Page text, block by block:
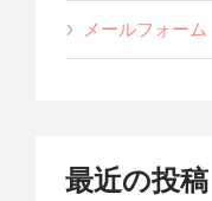
メールフォーム
最近の投稿